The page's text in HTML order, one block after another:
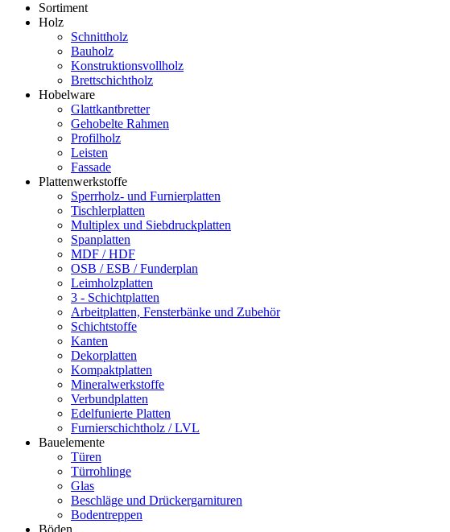
Sortiment
Holz
Schnittholz
Bauholz
Konstruktionsvollholz
Brettschichtholz
Hobelware
Glattkantbretter
Gehobelte Rahmen
Profilholz
Leisten
Fassade
Plattenwerkstoffe
Sperrholz- und Furnierplatten
Tischlerplatten
Multiplex und Siebdruckplatten
Spanplatten
MDF / HDF
OSB / ESB / Funderplan
Leimholzplatten
3 - Schichtplatten
Arbeitplatten, Fensterbänke und Zubehör
Schichtstoffe
Kanten
Dekorplatten
Kompaktplatten
Mineralwerkstoffe
Verbundplatten
Edelfunierte Platten
Furnierschichtholz / LVL
Bauelemente
Türen
Türrohlinge
Glas
Beschläge und Drückergarnituren
Bodentreppen
Böden